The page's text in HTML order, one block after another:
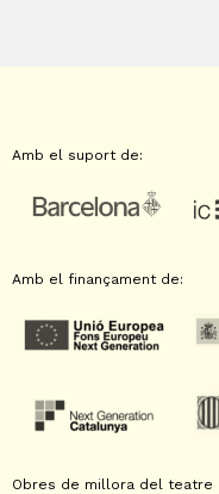
Amb el suport de:
Amb el finançament de:
Obres de millora del teatre